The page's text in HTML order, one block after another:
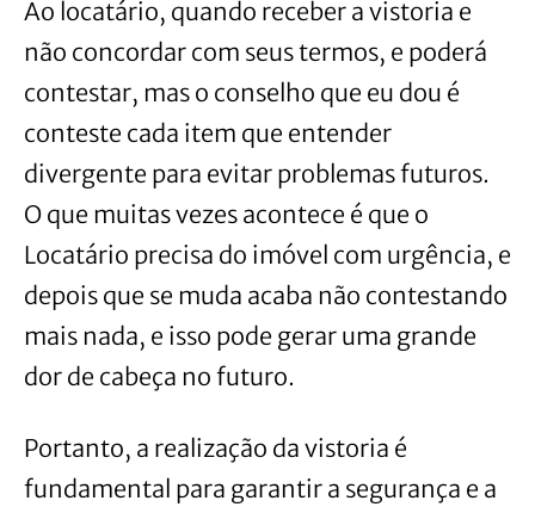
Ao locatário, quando receber a vistoria e
não concordar com seus termos, e poderá
contestar, mas o conselho que eu dou é
conteste cada item que entender
divergente para evitar problemas futuros.
O que muitas vezes acontece é que o
Locatário precisa do imóvel com urgência, e
depois que se muda acaba não contestando
mais nada, e isso pode gerar uma grande
dor de cabeça no futuro.
Portanto, a realização da vistoria é
fundamental para garantir a segurança e a